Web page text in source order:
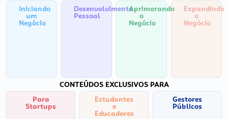
Iniciando
um
Negócio
Desenvolvimento
Pessoal
Aprimorando
o
Negócio
Expandindo
o
Negócio
CONTEÚDOS EXCLUSIVOS PARA
Para
Startups
Estudantes
e
Educadores
Gestores
Públicos